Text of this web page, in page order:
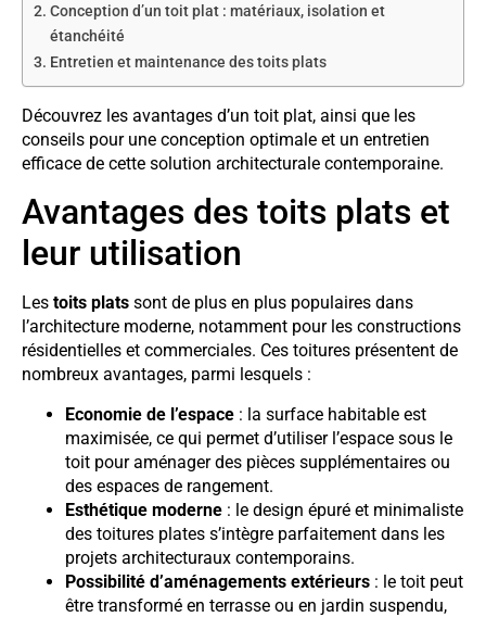
Conception d’un toit plat : matériaux, isolation et
étanchéité
Entretien et maintenance des toits plats
Découvrez les avantages d’un toit plat, ainsi que les
conseils pour une conception optimale et un entretien
efficace de cette solution architecturale contemporaine.
Avantages des toits plats et
leur utilisation
Les toits plats sont de plus en plus populaires dans
l’architecture moderne, notamment pour les constructions
résidentielles et commerciales. Ces toitures présentent de
nombreux avantages, parmi lesquels :
Economie de l’espace : la surface habitable est
maximisée, ce qui permet d’utiliser l’espace sous le
toit pour aménager des pièces supplémentaires ou
des espaces de rangement.
Esthétique moderne : le design épuré et minimaliste
des toitures plates s’intègre parfaitement dans les
projets architecturaux contemporains.
Possibilité d’aménagements extérieurs : le toit peut
être transformé en terrasse ou en jardin suspendu,